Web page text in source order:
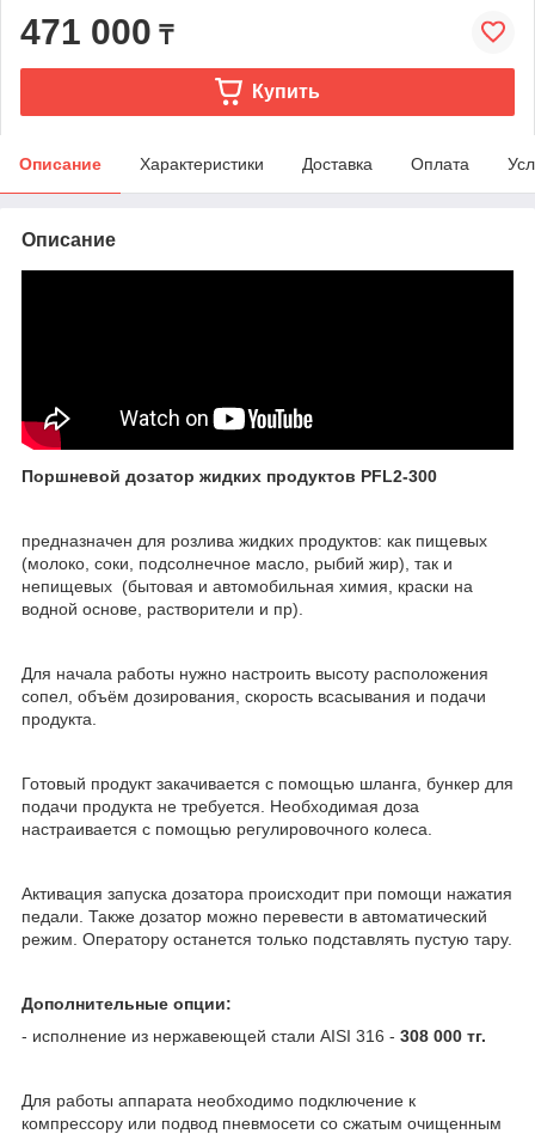
471 000 ₸
Купить
Описание Характеристики Доставка Оплата
Описание
Поршневой дозатор жидких продуктов PFL2-300
предназначен для розлива жидких продуктов: как пищевых
(молоко, соки, подсолнечное масло, рыбий жир), так и
непищевых (бытовая и автомобильная химия, краски на
водной основе, растворители и пр).
Для начала работы нужно настроить высоту расположения
сопел, объём дозирования, скорость всасывания и подачи
продукта.
Готовый продукт закачивается с помощью шланга, бункер для
подачи продукта не требуется. Необходимая доза
настраивается с помощью регулировочного колеса.
Активация запуска дозатора происходит при помощи нажатия
педали. Также дозатор можно перевести в автоматический
режим. Оператору останется только подставлять пустую тару.
Дополнительные опции:
- исполнение из нержавеющей стали AISI 316 - 308 000 тг.
Для работы аппарата необходимо подключение к
компрессору или подвод пневмосети со сжатым очищенным